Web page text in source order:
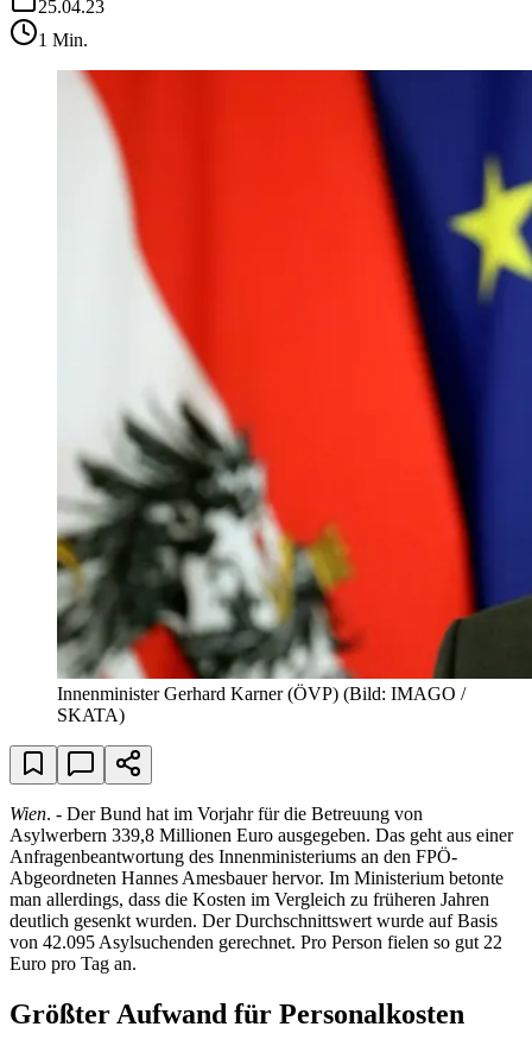
25.04.23
1 Min.
Innenminister Gerhard Karner (ÖVP) (Bild: IMAGO /
SKATA)
Wien. - Der Bund hat im Vorjahr für die Betreuung von
Asylwerbern 339,8 Millionen Euro ausgegeben. Das geht aus einer
Anfragenbeantwortung des Innenministeriums an den FPÖ-
Abgeordneten Hannes Amesbauer hervor. Im Ministerium betonte
man allerdings, dass die Kosten im Vergleich zu früheren Jahren
deutlich gesenkt wurden. Der Durchschnittswert wurde auf Basis
von 42.095 Asylsuchenden gerechnet. Pro Person fielen so gut 22
Euro pro Tag an.
Größter Aufwand für Personalkosten